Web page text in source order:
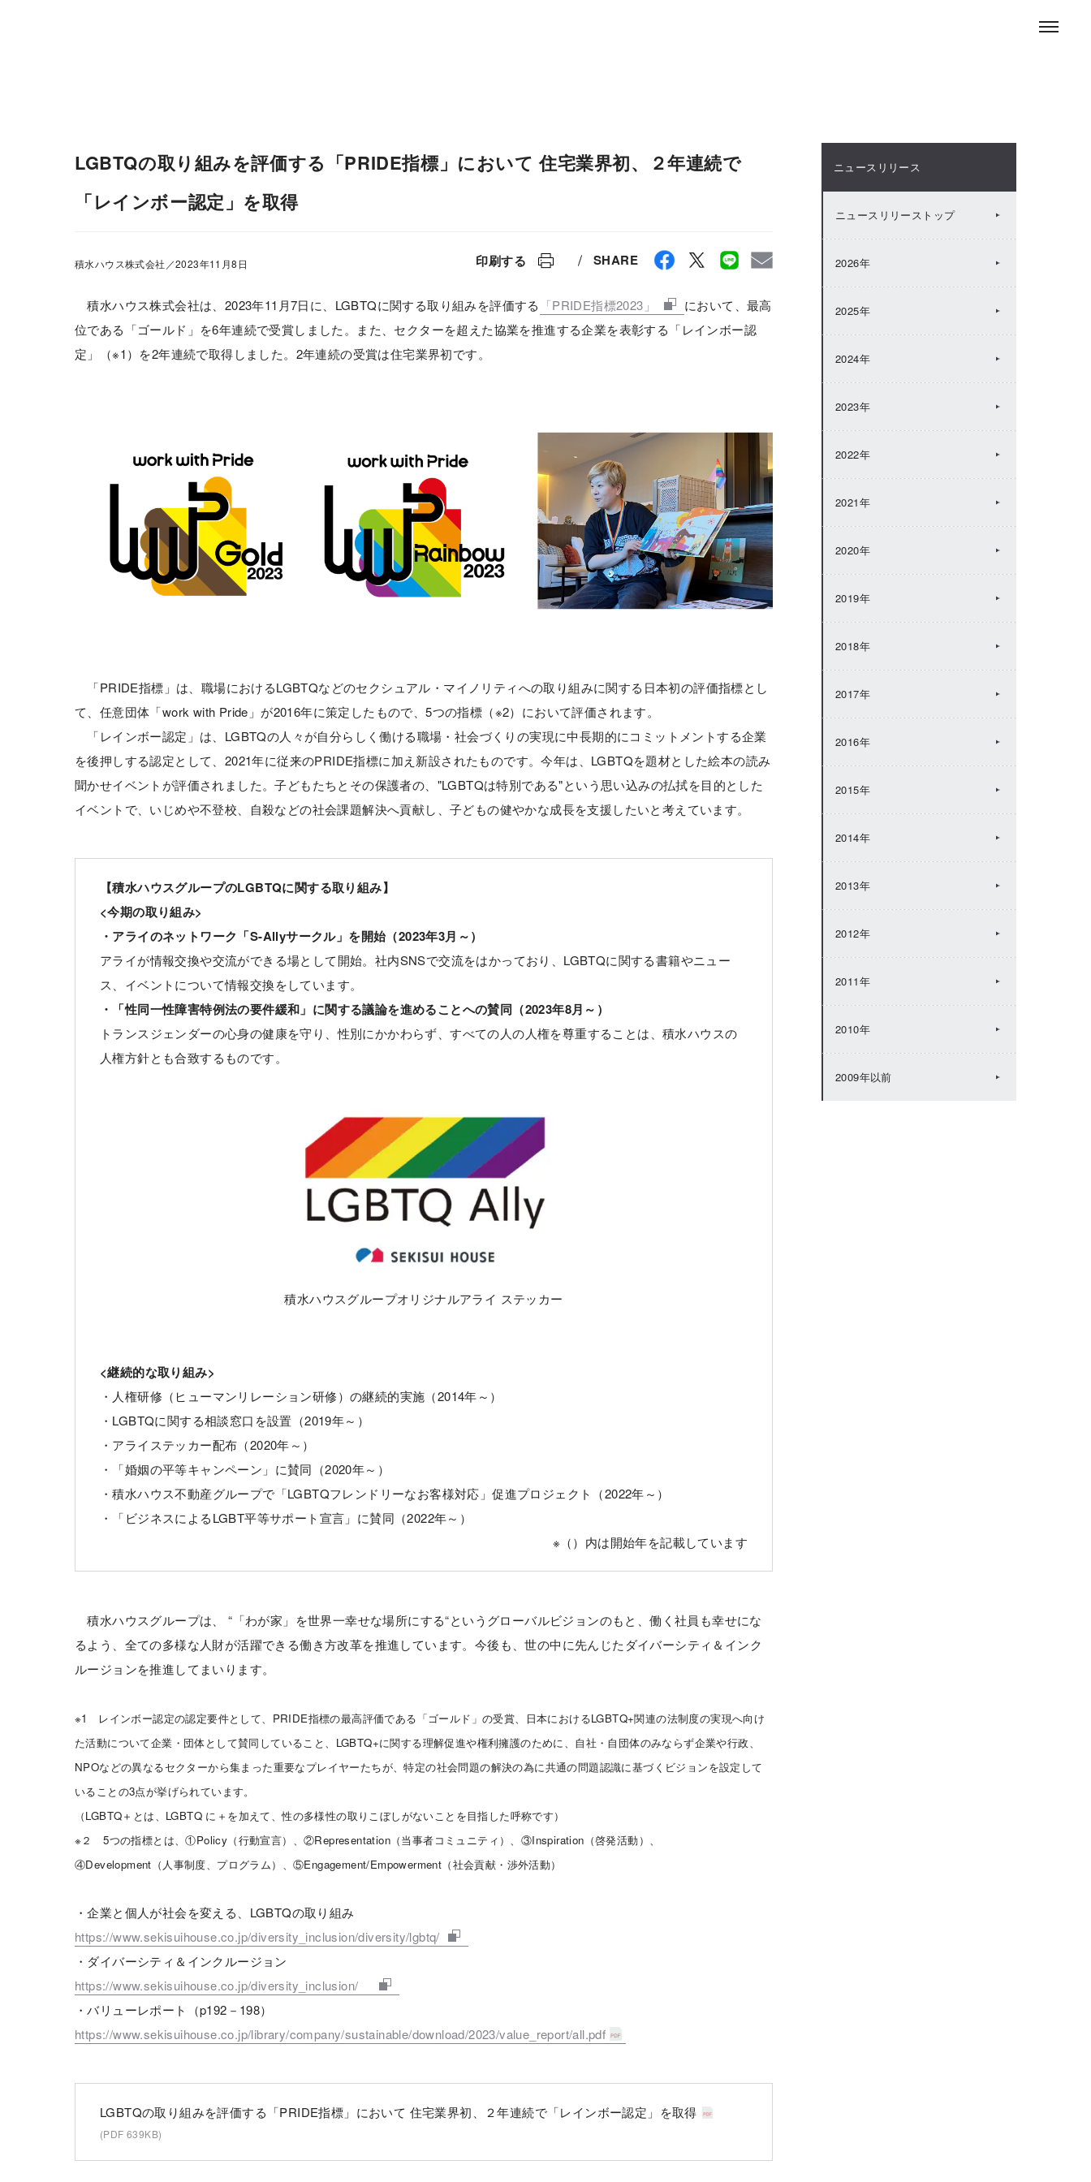
LGBTQの取り組みを評価する「PRIDE指標」において 住宅業界初、２年連続で
「レインボー認定」を取得
積水ハウス株式会社／2023年11月8日 印刷する SHARE
積水ハウス株式会社は、2023年11月7日に、LGBTQに関する取り組みを評価する 「PRIDE指標2023」
において、最高
位である「ゴールド」を6年連続で受賞しました。また、セクターを超えた協業を推進する企業を表彰する「レインボー認
定」（※1）を2年連続で取得しました。2年連続の受賞は住宅業界初です。
「PRIDE指標」は、職場におけるLGBTQなどのセクシュアル・マイノリティへの取り組みに関する日本初の評価指標とし
て、任意団体「work with Pride」が2016年に策定したもので、5つの指標（※2）において評価されます。
「レインボー認定」は、LGBTQの人々が自分らしく働ける職場・社会づくりの実現に中長期的にコミットメントする企業
を後押しする認定として、2021年に従来のPRIDE指標に加え新設されたものです。今年は、LGBTQを題材とした絵本の読み
聞かせイベントが評価されました。子どもたちとその保護者の、"LGBTQは特別である"という思い込みの払拭を目的とした
イベントで、いじめや不登校、自殺などの社会課題解決へ貢献し、子どもの健やかな成長を支援したいと考えています。
【積水ハウスグループのLGBTQに関する取り組み】
<今期の取り組み>
・アライのネットワーク「S-Allyサークル」を開始（2023年3月～）
アライが情報交換や交流ができる場として開始。社内SNSで交流をはかっており、LGBTQに関する書籍やニュー
ス、イベントについて情報交換をしています。
・「性同一性障害特例法の要件緩和」に関する議論を進めることへの賛同（2023年8月～）
トランスジェンダーの心身の健康を守り、性別にかかわらず、すべての人の人権を尊重することは、積水ハウスの
人権方針とも合致するものです。
積水ハウスグループオリジナルアライ ステッカー
<継続的な取り組み>
・人権研修（ヒューマンリレーション研修）の継続的実施（2014年～）
・LGBTQに関する相談窓口を設置（2019年～）
・アライステッカー配布（2020年～）
・「婚姻の平等キャンペーン」に賛同（2020年～）
・積水ハウス不動産グループで「LGBTQフレンドリーなお客様対応」促進プロジェクト（2022年～）
・「ビジネスによるLGBT平等サポート宣言」に賛同（2022年～）
※（）内は開始年を記載しています
積水ハウスグループは、 “「わが家」を世界一幸せな場所にする“というグローバルビジョンのもと、働く社員も幸せにな
るよう、全ての多様な人財が活躍できる働き方改革を推進しています。今後も、世の中に先んじたダイバーシティ＆インク
ルージョンを推進してまいります。
※1 レインボー認定の認定要件として、PRIDE指標の最高評価である「ゴールド」の受賞、日本におけるLGBTQ+関連の法制度の実現へ向け
た活動について企業・団体として賛同していること、LGBTQ+に関する理解促進や権利擁護のために、自社・自団体のみならず企業や行政、
NPOなどの異なるセクターから集まった重要なプレイヤーたちが、特定の社会問題の解決の為に共通の問題認識に基づくビジョンを設定して
いることの3点が挙げられています。
（LGBTQ＋とは、LGBTQ に＋を加えて、性の多様性の取りこぼしがないことを目指した呼称です）
※２ 5つの指標とは、①Policy（行動宣言）、②Representation（当事者コミュニティ）、③Inspiration（啓発活動）、
④Development（人事制度、プログラム）、⑤Engagement/Empowerment（社会貢献・渉外活動）
・企業と個人が社会を変える、LGBTQの取り組み
https://www.sekisuihouse.co.jp/diversity_inclusion/diversity/lgbtq/
・ダイバーシティ＆インクルージョン
https://www.sekisuihouse.co.jp/diversity_inclusion/
・バリューレポート（p192－198）
https://www.sekisuihouse.co.jp/library/company/sustainable/download/2023/value_report/all.pdf
LGBTQの取り組みを評価する「PRIDE指標」において 住宅業界初、２年連続で「レインボー認定」を取得
(PDF 639KB)
ニュースリリース
ニュースリリーストップ
2026年
2025年
2024年
2023年
2022年
2021年
2020年
2019年
2018年
2017年
2016年
2015年
2014年
2013年
2012年
2011年
2010年
2009年以前